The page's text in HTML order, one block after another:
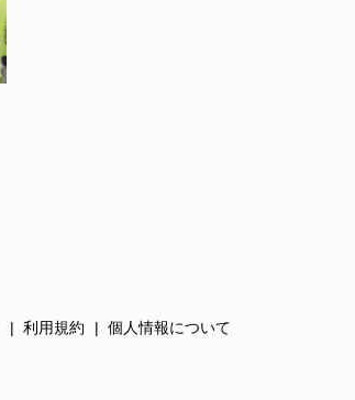
利用規約 個人情報について